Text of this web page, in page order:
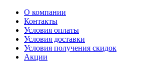
О компании
Контакты
Условия оплаты
Условия доставки
Условия получения скидок
Акции